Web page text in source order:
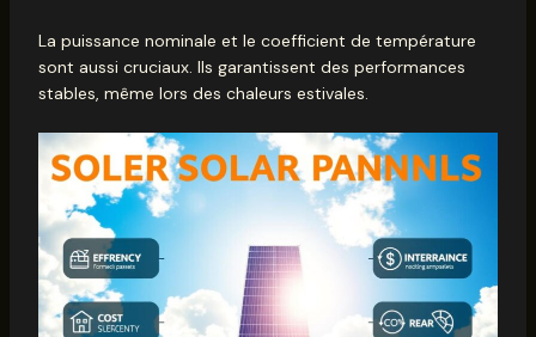
La puissance nominale et le coefficient de température
sont aussi cruciaux. Ils garantissent des performances
stables, même lors des chaleurs estivales.